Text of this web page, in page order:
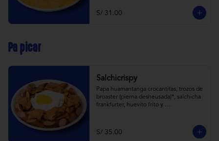
S/ 31.00
Pa picar
Salchicrispy
Papa huamantanga crocantitas, trozos de
broaster (pierna desheusada)*, salchicha
frankfurter, huevito frito y
S/ 35.00